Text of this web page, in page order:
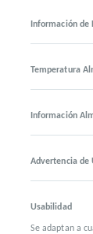
Información de
Temperatura
Información
Advertencia de
Usabilidad
Se adaptan a